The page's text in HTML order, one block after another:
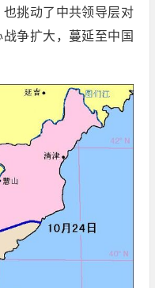
挑动了中共领导层对
争扩大，蔓延至中国